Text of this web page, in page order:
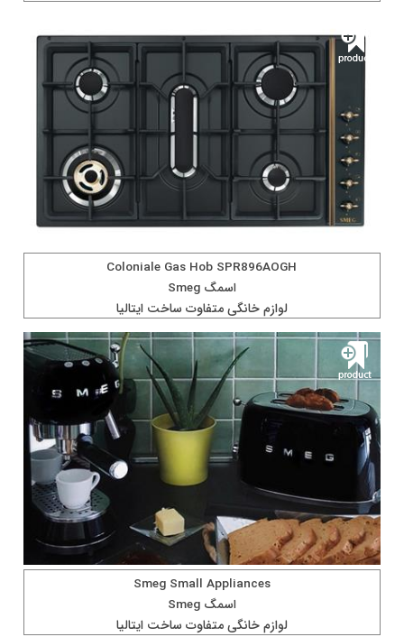
Coloniale Gas Hob SPR896AOGH
اسمگ Smeg
لوازم خانگی متفاوت ساخت ايتاليا
Smeg Small Appliances
اسمگ Smeg
لوازم خانگی متفاوت ساخت ايتاليا